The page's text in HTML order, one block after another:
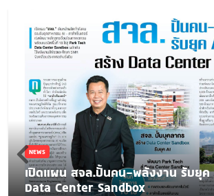
NEWS
เปิดแผน สจล.ปั้นคน-พลังงาน รับยุค
Data Center Sandbox